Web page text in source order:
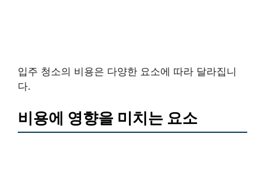
입주 청소의 비용은 다양한 요소에 따라 달라집니
다.
비용에 영향을 미치는 요소